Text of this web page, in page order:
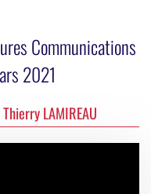
Communications
2021
LAMIREAU